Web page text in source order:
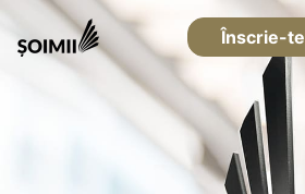
Înscrie-te